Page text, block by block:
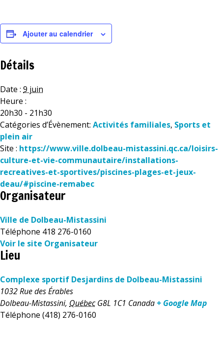
Ajouter au calendrier
Détails
Date : 9 juin
Heure :
20h30 - 21h30
Catégories d’Évènement: Activités familiales, Sports et
plein air
Site : https://www.ville.dolbeau-mistassini.qc.ca/loisirs-
culture-et-vie-communautaire/installations-
recreatives-et-sportives/piscines-plages-et-jeux-
deau/#piscine-remabec
Organisateur
Ville de Dolbeau-Mistassini
Téléphone 418 276-0160
Voir le site Organisateur
Lieu
Complexe sportif Desjardins de Dolbeau-Mistassini
1032 Rue des Érables
Dolbeau-Mistassini, Québec G8L 1C1 Canada+ Google Map
Téléphone (418) 276-0160